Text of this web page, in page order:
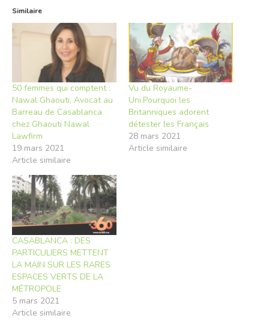
Similaire
50 femmes qui comptent :
Nawal Ghaouti, Avocat au
Barreau de Casablanca
chez Ghaouti Nawal
Lawfirm
19 mars 2021
Article similaire
Vu du Royaume-
Uni.Pourquoi les
Britanniques adorent
détester les Français
28 mars 2021
Article similaire
CASABLANCA : DES
PARTICULIERS METTENT
LA MAIN SUR LES RARES
ESPACES VERTS DE LA
MÉTROPOLE
5 mars 2021
Article similaire